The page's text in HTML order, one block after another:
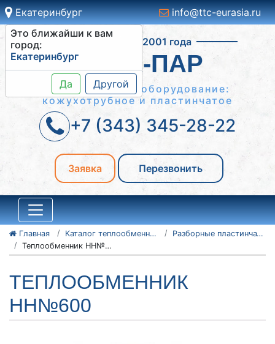
Екатеринбург
Это ближайши к вам
город:
Екатеринбург
Да Другой
info@ttc-eurasia.ru
Работаем с 2001 года
ВОДА-ПАР
Теплообменное оборудование:
кожухотрубное и пластинчатое
+7 (343) 345-28-22
Заявка Перезвонить
Главная Каталог теплообменного оборудования
Разборные пластинчатые теплообменники
Теплообменник НН№600
ТЕПЛООБМЕННИК
НН№600